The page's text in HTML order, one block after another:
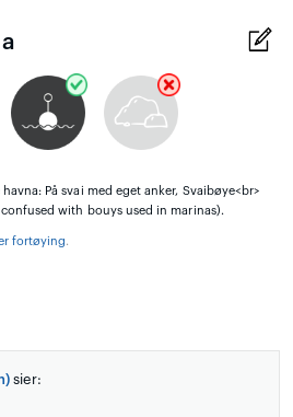
På svai med eget anker, Svaibøye<br>
with bouys used in marinas).
fortøying.
sier: